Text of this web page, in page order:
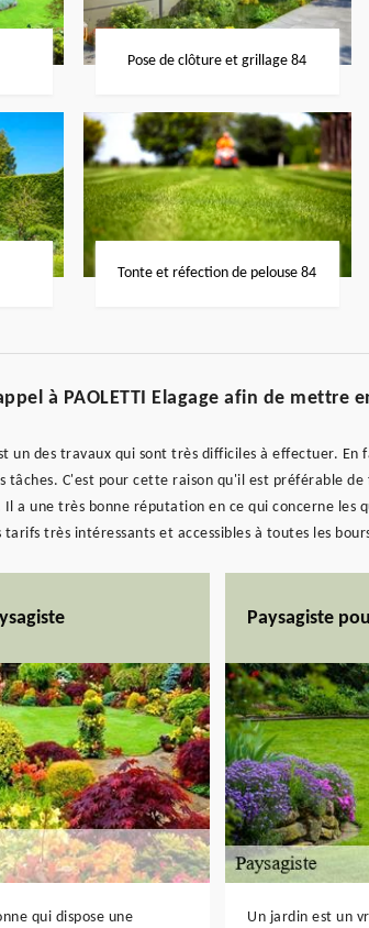
Pose de clôture et grillage 84
Tonte et réfection de pelouse 84
à PAOLETTI Elagage afin de mettre
un des travaux qui sont très difficiles à effectuer.
tâches. C'est pour cette raison qu'il est préférable de
Il a une très bonne réputation en ce qui concerne les
très intéressants et accessibles à toutes les
qui dispose une
Paysagiste
Un jardin est un